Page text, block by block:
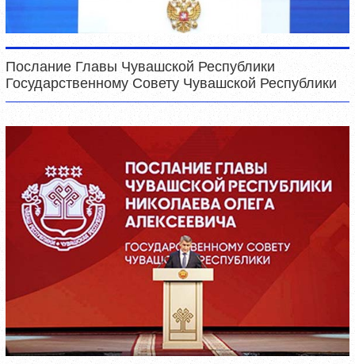
Послание Главы Чувашской Республики
Государственному Совету Чувашской Республики